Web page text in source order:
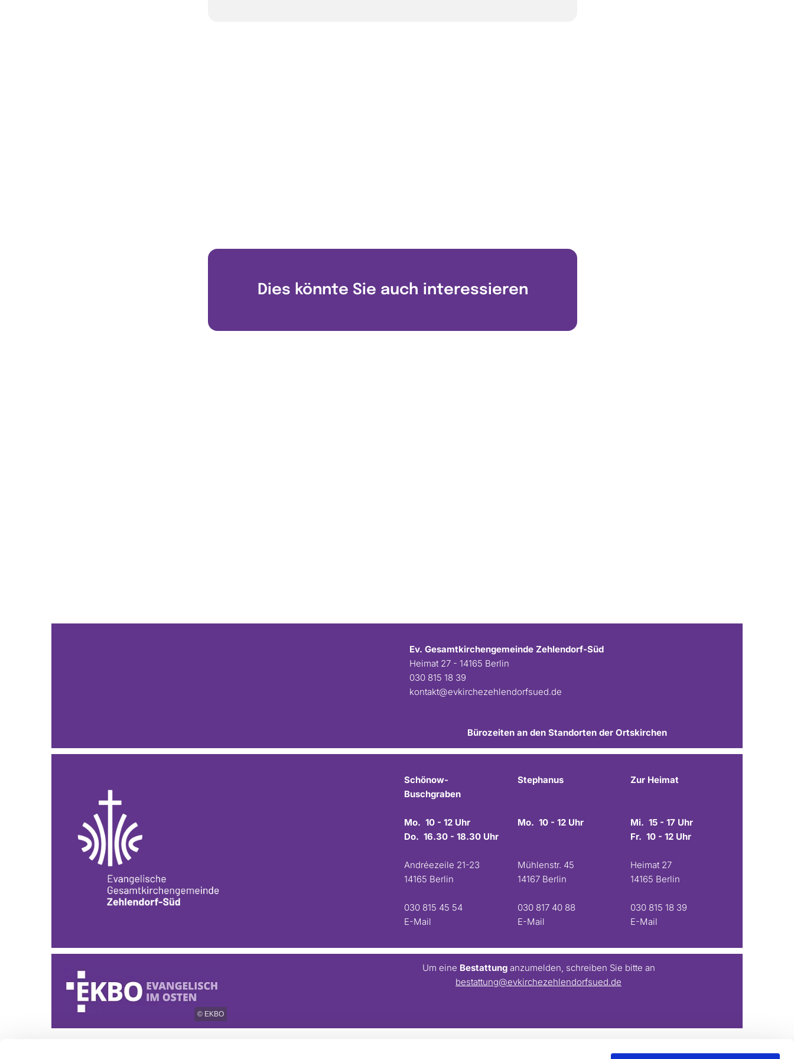
Dies könnte Sie auch interessieren
Ev. Gesamtkirchengemeinde Zehlendorf-Süd
Heimat 27 - 14165 Berlin
030 815 18 39
kontakt@evkirchezehlendorfsued.de
Bürozeiten an den Standorten der Ortskirchen
Schönow-
Buschgraben
Mo. 10 - 12 Uhr
Do. 16.30 - 18.30 Uhr
Andréezeile 21-23
14165 Berlin
030 815 45 54
E-Mail
Stephanus
Mo. 10 - 12 Uhr
Mühlenstr. 45
14167 Berlin
030 817 40 88
E-Mail
Zur Heimat
Mi. 15 - 17 Uhr
Fr. 10 - 12 Uhr
Heimat 27
14165 Berlin
030 815 18 39
E-Mail
© EKBO
Um eine Bestattunganzumelden, schreiben Sie bitte an
bestattung@evkirchezehlendorfsued.de